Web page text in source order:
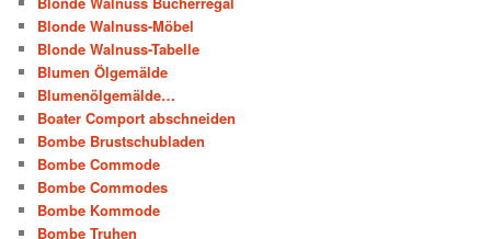
Blonde Walnuss-Möbel
Blonde Walnuss-Tabelle
Blumen Ölgemälde
Blumenölgemälde…
Boater Comport abschneiden
Bombe Brustschubladen
Bombe Commode
Bombe Commodes
Bombe Kommode
Bombe Truhen